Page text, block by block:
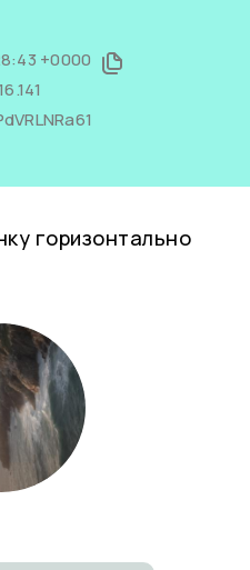
+0000
горизонтально